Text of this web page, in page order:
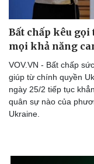
Lịch thi đấu bóng đá
Thế giới thể thao
eSports
Hậu trường
Bất chấp kêu
mọi khả năng
VOV.VN - Bất chấp
giúp từ chính quyền
ngày 25/2 tiếp tục
quân sự nào của
Ukraine.